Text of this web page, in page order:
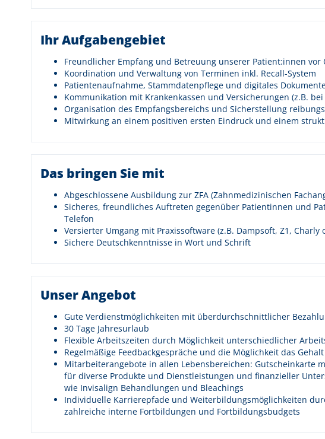
Ihr Aufgabengebiet
Freundlicher Empfang und Betreuung unserer Patient:innen vor
Koordination und Verwaltung von Terminen inkl. Recall-System
Patientenaufnahme, Stammdatenpflege und digitales
Kommunikation mit Krankenkassen und Versicherungen (z.B.
Organisation des Empfangsbereichs und Sicherstellung
Mitwirkung an einem positiven ersten Eindruck und einem
Das bringen Sie mit
Abgeschlossene Ausbildung zur ZFA (Zahnmedizinischen
Sicheres, freundliches Auftreten gegenüber Patientinnen und
Telefon
Versierter Umgang mit Praxissoftware (z.B. Dampsoft, Z1,
Sichere Deutschkenntnisse in Wort und Schrift
Unser Angebot
Gute Verdienstmöglichkeiten mit überdurchschnittlicher
30 Tage Jahresurlaub
Flexible Arbeitszeiten durch Möglichkeit unterschiedlicher
Regelmäßige Feedbackgespräche und die Möglichkeit das
Mitarbeiterangebote in allen Lebensbereichen: Gutscheinkarte
für diverse Produkte und Dienstleistungen und finanzieller
wie Invisalign Behandlungen und Bleachings
Individuelle Karrierepfade und Weiterbildungsmöglichkeiten
zahlreiche interne Fortbildungen und Fortbildungsbudgets